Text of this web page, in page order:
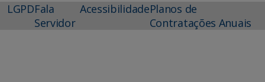
LGPDFala
Servidor
AcessibilidadePlanos de
Contratações Anuais